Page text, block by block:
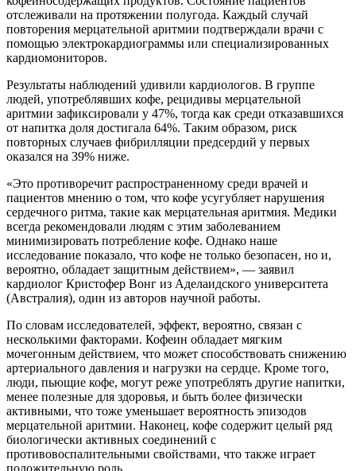
отслеживали на протяжении полугода. Каждый случай
повторения мерцательной аритмии подтверждали врачи с
помощью электрокардиограммы или специализированных
кардиомониторов.
Результаты наблюдений удивили кардиологов. В группе
людей, употреблявших кофе, рецидивы мерцательной
аритмии зафиксировали у 47%, тогда как среди отказавшихся
от напитка доля достигала 64%. Таким образом, риск
повторных случаев фибрилляции предсердий у первых
оказался на 39% ниже.
«Это противоречит распространенному среди врачей и
пациентов мнению о том, что кофе усугубляет нарушения
сердечного ритма, такие как мерцательная аритмия. Медики
всегда рекомендовали людям с этим заболеванием
минимизировать потребление кофе. Однако наше
исследование показало, что кофе не только безопасен, но и,
вероятно, обладает защитным действием», — заявил
кардиолог Кристофер Вонг из Аделаидского университета
(Австралия), один из авторов научной работы.
По словам исследователей, эффект, вероятно, связан с
несколькими факторами. Кофеин обладает мягким
мочегонным действием, что может способствовать снижению
артериального давления и нагрузки на сердце. Кроме того,
люди, пьющие кофе, могут реже употреблять другие напитки,
менее полезные для здоровья, и быть более физически
активными, что тоже уменьшает вероятность эпизодов
мерцательной аритмии. Наконец, кофе содержит целый ряд
биологически активных соединений с
противовоспалительными свойствами, что также играет
положительную роль.